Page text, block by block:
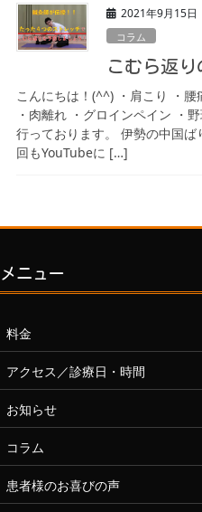
2021年9月15日
コラム
こむら返
こんにちは！(^^) ・肩こり ・
・肉離れ ・グロインペイン ・
行っております。 伊勢の中国
回もYouTubeに […]
メニュー
料金
アクセス／診療日・時間
お知らせ
コラム
患者様のお喜びの声